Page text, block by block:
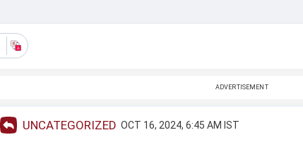
ADVERTISEMENT
UNCATEGORIZED OCT 16, 2024, 6:45 AM IST